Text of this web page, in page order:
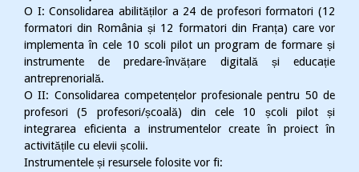
O I: Consolidarea abilităților a 24 de profesori formatori (12
formatori din România și 12 formatori din Franța) care vor
implementa în cele 10 scoli pilot un program de formare și
instrumente de predare-învățare digitală și educație
antreprenorială.
O II: Consolidarea competențelor profesionale pentru 50 de
profesori (5 profesori/școală) din cele 10 școli pilot și
integrarea eficienta a instrumentelor create în proiect în
activitățile cu elevii școlii.
Instrumentele și resursele folosite vor fi: